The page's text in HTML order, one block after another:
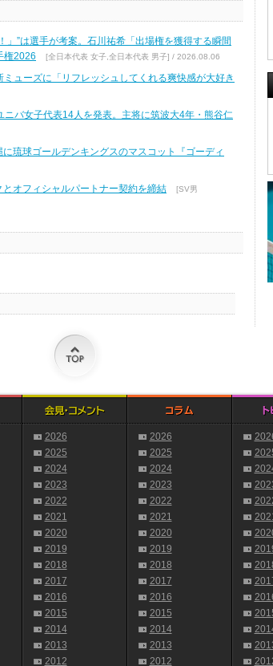
”は選手が考案。石川祐希「出場権を獲得する瞬間
権2026
[全日本代表 女子,全日本代表 男子] / 2026.08.06
ューズに「リフレッシュしてくれる爽快感が大好き
バ女子代表14人を発表。主将に筑波大4年・熊谷仁
琉球ゴールデンキングスのマスコット『ゴーディ
オフィシャルパートナー契約を締結 [SV男
2026
2025
2024
2023
2022
2021
2020
2019
2018
2017
2016
2015
2014
2013
2012
2026
2025
2024
2023
2022
2021
2020
2019
2018
2017
2016
2015
2014
2013
2012